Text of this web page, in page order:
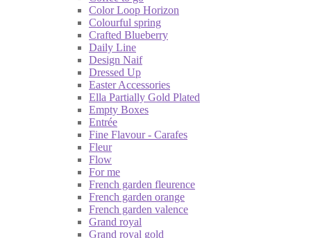
Color Loop Horizon
Colourful spring
Crafted Blueberry
Daily Line
Design Naif
Dressed Up
Easter Accessories
Ella Partially Gold Plated
Empty Boxes
Entrée
Fine Flavour - Carafes
Fleur
Flow
For me
French garden fleurence
French garden orange
French garden valence
Grand royal
Grand royal gold